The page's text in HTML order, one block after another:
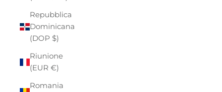
Repubblica
Dominicana
(DOP $)
Riunione
(EUR €)
Romania